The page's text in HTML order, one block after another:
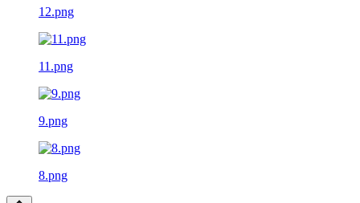
12.png
11.png
9.png
8.png